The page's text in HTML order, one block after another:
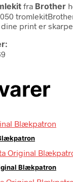
fra Brother
print er
Blækpatron